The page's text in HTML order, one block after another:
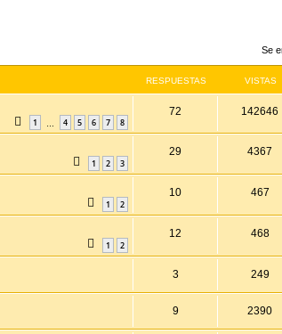
Se
RESPUESTAS VISTAS
1 4 5 6 7 8
72 142646
1 2 3
29 4367
1 2
10 467
1 2
12 468
3 249
9 2390